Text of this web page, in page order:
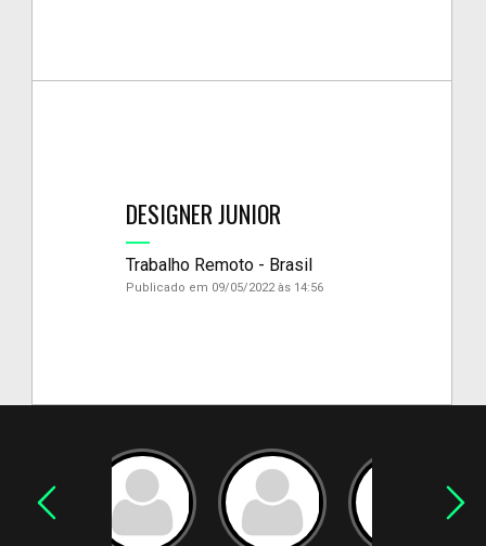
DESIGNER JUNIOR
Trabalho Remoto - Brasil
Publicado em 09/05/2022 às 14:56